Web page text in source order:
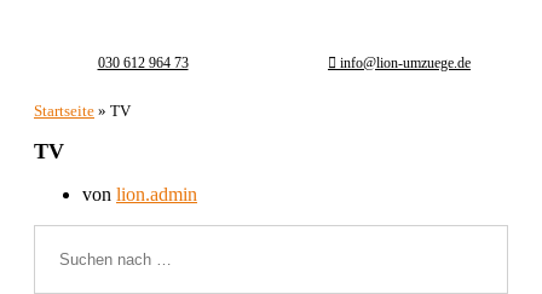
030 612 964 73 info@lion-umzuege.de
Startseite » TV
TV
von lion.admin
nach …